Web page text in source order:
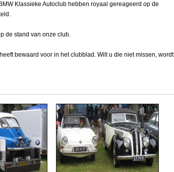
Klassieke Autoclub hebben royaal gereageerd op de
de stand van onze club.
bewaard voor in het clubblad. Wilt u die niet missen, wordt